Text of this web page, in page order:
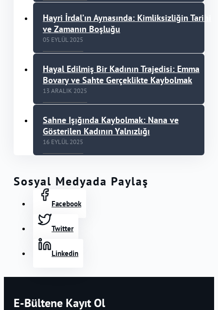
Ormanı” adlı öyküsüyle yaşadı.2025 Temmuz ayında
yayımlanan Derin Kalem Dergisinin ikinci sayısında ise
Gabriel Garcia Marquez'in "Yüzyıllık Yalnızlık" eseri
üzerine kaleme aldığı "Zaman Unutur, İnsan
Tekrarlar: Macondo'da Yalnızlık Üzerine" başlıklı
Hayri İrdal’ın Aynasında: Kimliksizliğin Tarihi
ve Zamanın Boşluğu
05 EYLÜL 2025
Hayal Edilmiş Bir Kadının Trajedisi: Emma
Bovary ve Sahte Gerçeklikte Kaybolmak
13 ARALIK 2025
Sahne Işığında Kaybolmak: Nana ve
Gösterilen Kadının Yalnızlığı
16 EYLÜL 2025
Sosyal Medyada Paylaş
Facebook
Twitter
Linkedin
E-Bültene Kayıt Ol